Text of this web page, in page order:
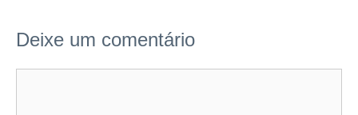
Deixe um comentário